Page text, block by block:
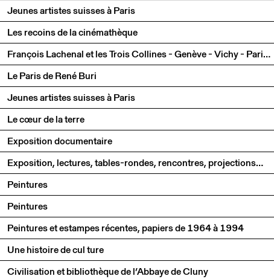
Jeunes artistes suisses à Paris
Les recoins de la cinémathèque
François Lachenal et les Trois Collines - Genève - Vichy - Paris, 1940 - 45
Le Paris de René Buri
Jeunes artistes suisses à Paris
Le cœur de la terre
Exposition documentaire
Exposition, lectures, tables-rondes, rencontres, projections…
Peintures
Peintures
Peintures et estampes récentes, papiers de 1964 à 1994
Une histoire de cul ture
Civilisation et bibliothèque de l’Abbaye de Cluny